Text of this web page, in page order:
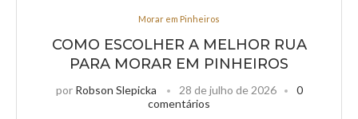
Morar em Pinheiros
COMO ESCOLHER A MELHOR RUA
PARA MORAR EM PINHEIROS
por Robson Slepicka 28 de julho de 2026
0
comentários